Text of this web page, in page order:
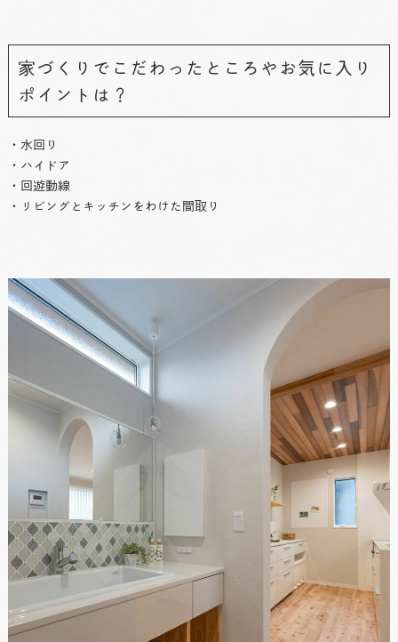
家づくりでこだわったところやお気に入り
ポイントは？
・水回り
・ハイドア
・回遊動線
・リビングとキッチンをわけた間取り